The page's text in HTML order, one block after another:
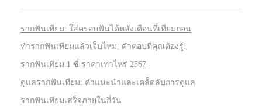
รากฟันเทียม: ใส่ครอบฟันได้หลังเดือนที่เทียมถอน
ทำรากฟันเทียมแล้วเจ็บไหม: คำตอบที่คุณต้องรู้!
รากฟันเทียม 1 ซี่ ราคาเท่าไหร่ 2567
ดูแลรากฟันเทียม: คำแนะนำและเคล็ดลับการดูแล
รากฟันเทียมเสร็จภายในกี่วัน